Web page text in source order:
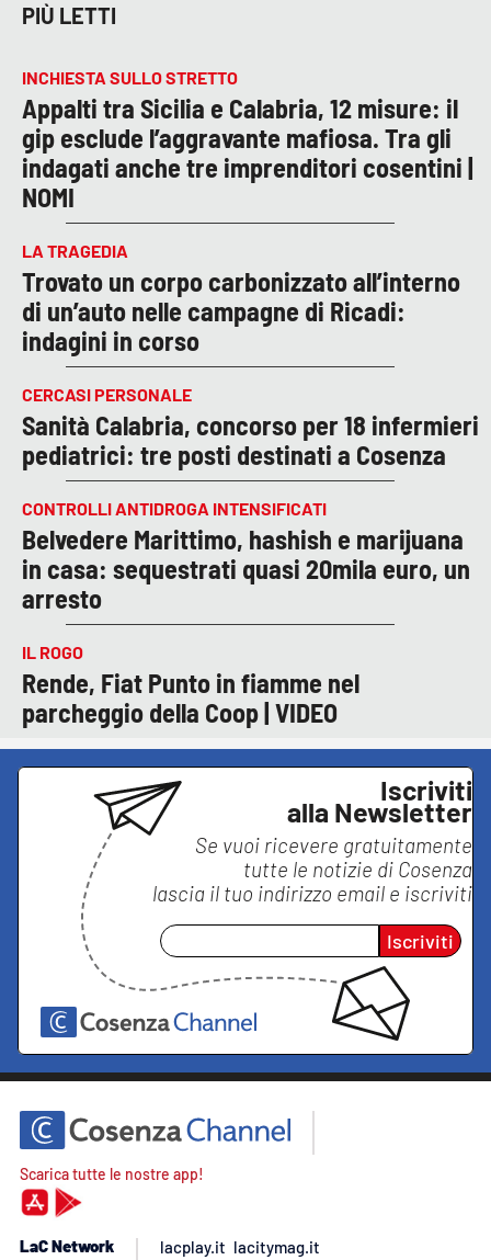
PIÙ LETTI
INCHIESTA SULLO STRETTO
Appalti tra Sicilia e Calabria, 12 misure: il
gip esclude l’aggravante mafiosa. Tra gli
indagati anche tre imprenditori cosentini |
NOMI
LA TRAGEDIA
Trovato un corpo carbonizzato all’interno
di un’auto nelle campagne di Ricadi:
indagini in corso
CERCASI PERSONALE
Sanità Calabria, concorso per 18 infermieri
pediatrici: tre posti destinati a Cosenza
CONTROLLI ANTIDROGA INTENSIFICATI
Belvedere Marittimo, hashish e marijuana
in casa: sequestrati quasi 20mila euro, un
arresto
IL ROGO
Rende, Fiat Punto in fiamme nel
parcheggio della Coop | VIDEO
Iscriviti
alla Newsletter
Se vuoi ricevere gratuitamente
tutte le notizie di Cosenza
lascia il tuo indirizzo email e iscriviti
Iscriviti
Scarica tutte le nostre app!
LaC Network lacplay.it lacitymag.it